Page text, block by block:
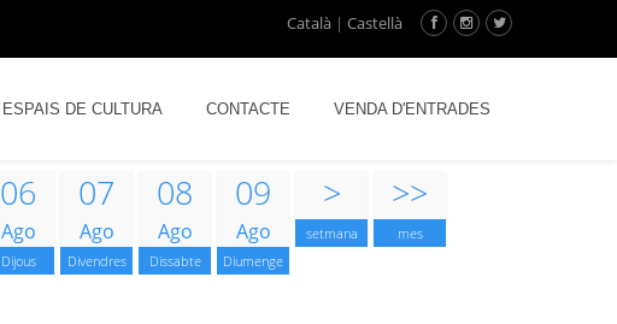
Català | Castellà
ESPAIS DE CULTURA CONTACTE VENDA D'ENTRADES
06
Ago
Dijous
07
Ago
Divendres
08
Ago
Dissabte
09
Ago
Diumenge
>
setmana
>>
mes